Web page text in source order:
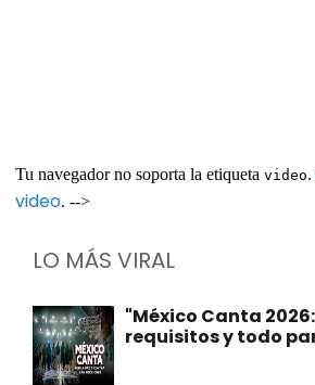
Tu navegador no soporta la etiqueta video.
video. -->
LO MÁS VIRAL
"México Canta
requisitos y todo